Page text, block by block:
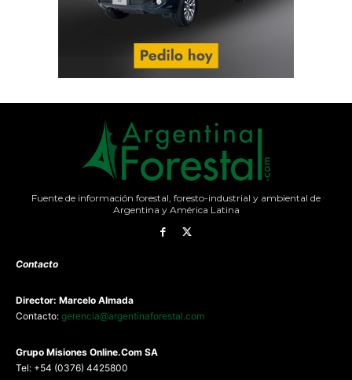
Fuente de información forestal, foresto-industrial y ambiental de
Argentina y América Latina
Contacto
Director: Marcelo Almada
Contacto: gerencia@argentinaforestal.com
Grupo Misiones Online.Com SA
Tel: +54 (0376) 4425800